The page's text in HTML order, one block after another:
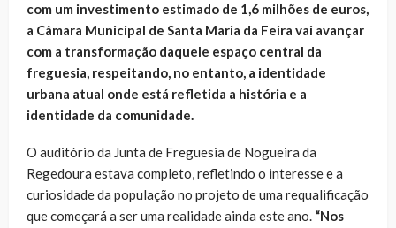
com um investimento estimado de 1,6 milhões de euros,
a Câmara Municipal de Santa Maria da Feira vai avançar
com a transformação daquele espaço central da
freguesia, respeitando, no entanto, a identidade
urbana atual onde está refletida a história e a
identidade da comunidade.
O auditório da Junta de Freguesia de Nogueira da
Regedoura estava completo, refletindo o interesse e a
curiosidade da população no projeto de uma requalificação
que começará a ser uma realidade ainda este ano. “Nos